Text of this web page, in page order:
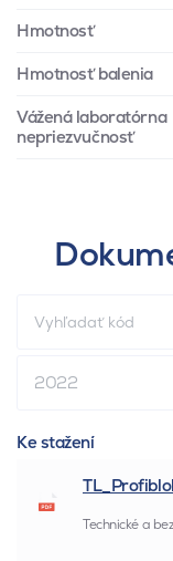
Hmotnosť
Hmotnosť balenia
Vážená laboratórna
nepriezvučnosť
2022
Ke stažení
Technické a